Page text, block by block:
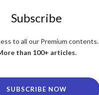
Subscribe
to all our Premium contents.
than 100+ articles.
SUBSCRIBE NOW